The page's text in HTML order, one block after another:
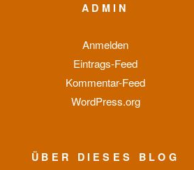
ADMIN
Anmelden
Eintrags-Feed
Kommentar-Feed
WordPress.org
ÜBER DIESES BLOG